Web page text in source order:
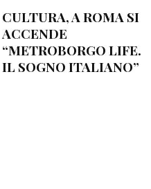
CULTURA, A ROMA SI
ACCENDE
“METROBORGO LIFE.
IL SOGNO ITALIANO”